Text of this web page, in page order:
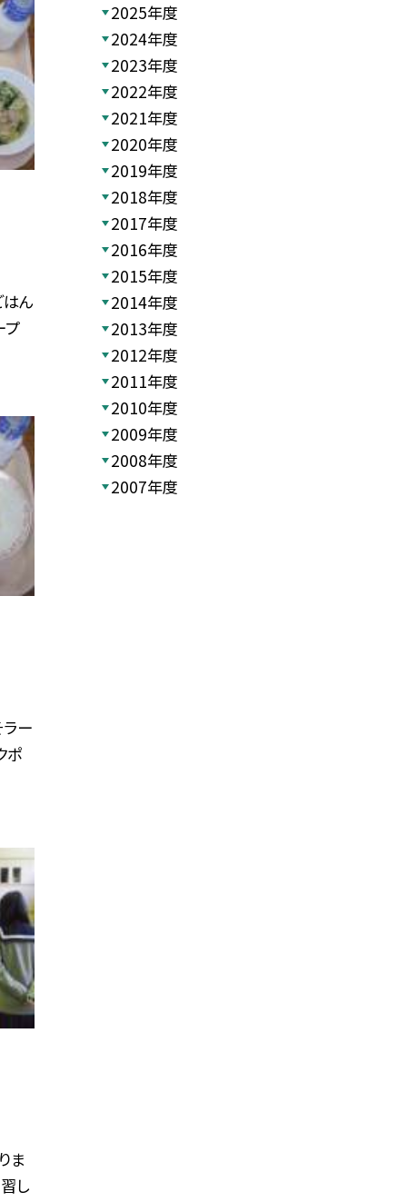
はん
プ
ラー
ポ
ま
し
2025年度
2024年度
2023年度
2022年度
2021年度
2020年度
2019年度
2018年度
2017年度
2016年度
2015年度
2014年度
2013年度
2012年度
2011年度
2010年度
2009年度
2008年度
2007年度